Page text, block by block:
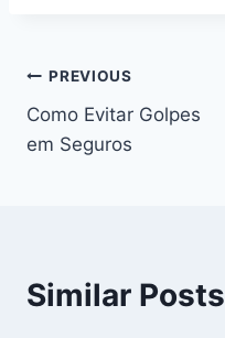
Post
navigation
PREVIOUS
Como Evitar Golpes
em Seguros
Similar Posts